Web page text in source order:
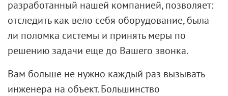
разработанный нашей компанией, позволяет:
отследить как вело себя оборудование, была
ли поломка системы и принять меры по
решению задачи еще до Вашего звонка.
Вам больше не нужно каждый раз вызывать
инженера на объект. Большинство